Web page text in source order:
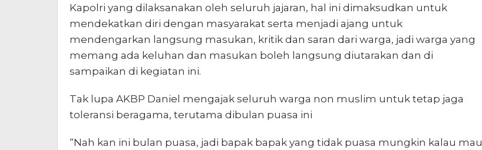
Kapolri yang dilaksanakan oleh seluruh jajaran, hal ini dimaksudkan untuk
mendekatkan diri dengan masyarakat serta menjadi ajang untuk
mendengarkan langsung masukan, kritik dan saran dari warga, jadi warga yang
memang ada keluhan dan masukan boleh langsung diutarakan dan di
sampaikan di kegiatan ini.
Tak lupa AKBP Daniel mengajak seluruh warga non muslim untuk tetap jaga
toleransi beragama, terutama dibulan puasa ini
“Nah kan ini bulan puasa, jadi bapak bapak yang tidak puasa mungkin kalau mau